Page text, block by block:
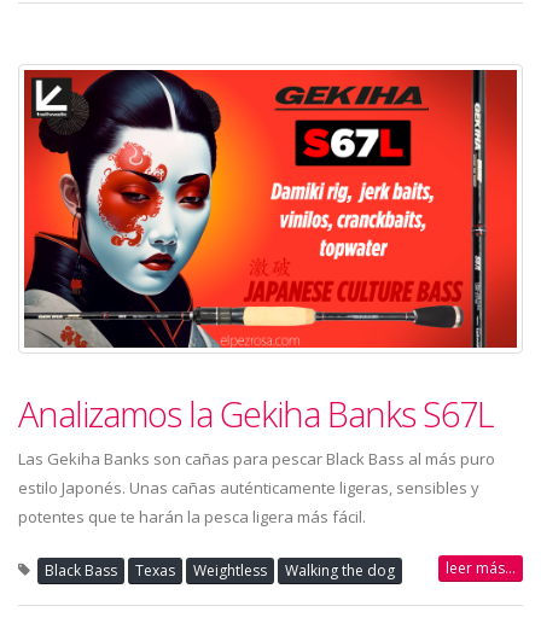
Analizamos la Gekiha Banks S67L
Las Gekiha Banks son cañas para pescar Black Bass al más puro
estilo Japonés. Unas cañas auténticamente ligeras, sensibles y
potentes que te harán la pesca ligera más fácil.
Black Bass Texas Weightless Walking the dog leer más...